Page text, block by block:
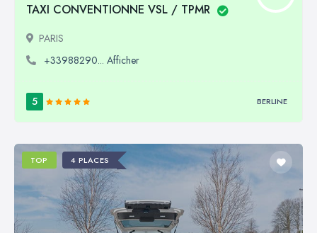
TAXI CONVENTIONNE VSL / TPMR
PARIS
+33988290... Afficher
5 BERLINE
TOP 4 PLACES